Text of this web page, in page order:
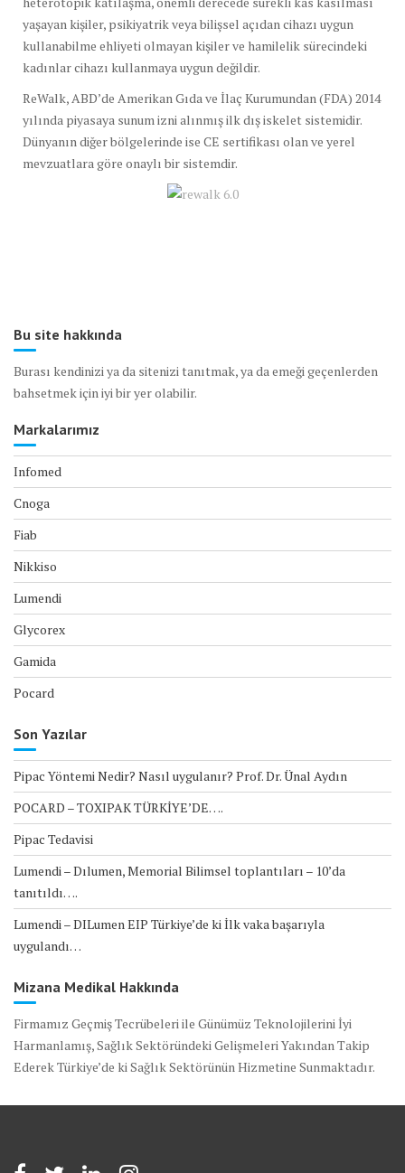
yaşayan kişiler, psikiyatrik veya bilişsel açıdan cihazı uygun
kullanabilme ehliyeti olmayan kişiler ve hamilelik sürecindeki
kadınlar cihazı kullanmaya uygun değildir.
ReWalk, ABD’de Amerikan Gıda ve İlaç Kurumundan (FDA) 2014
yılında piyasaya sunum izni alınmış ilk dış iskelet sistemidir.
Dünyanın diğer bölgelerinde ise CE sertifikası olan ve yerel
mevzuatlara göre onaylı bir sistemdir.
Bu site hakkında
Burası kendinizi ya da sitenizi tanıtmak, ya da emeği geçenlerden
bahsetmek için iyi bir yer olabilir.
Markalarımız
Infomed
Cnoga
Fiab
Nikkiso
Lumendi
Glycorex
Gamida
Pocard
Son Yazılar
Pipac Yöntemi Nedir? Nasıl uygulanır? Prof. Dr. Ünal Aydın
POCARD – TOXIPAK TÜRKİYE’DE….
Pipac Tedavisi
Lumendi – Dılumen, Memorial Bilimsel toplantıları – 10’da
tanıtıldı….
Lumendi – DILumen EIP Türkiye’de ki İlk vaka başarıyla
uygulandı…
Mizana Medikal Hakkında
Firmamız Geçmiş Tecrübeleri ile Günümüz Teknolojilerini İyi
Harmanlamış, Sağlık Sektöründeki Gelişmeleri Yakından Takip
Ederek Türkiye’de ki Sağlık Sektörünün Hizmetine Sunmaktadır.